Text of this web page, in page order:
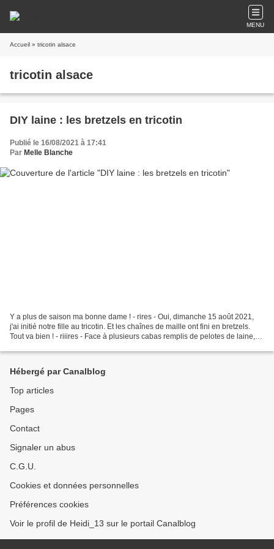
MENU
Accueil » tricotin alsace
tricotin alsace
DIY laine : les bretzels en tricotin
Publié le 16/08/2021 à 17:41
Par Melle Blanche
Y a plus de saison ma bonne dame ! - rires - Oui, dimanche 15 août 2021,
j'ai initié notre fille au tricotin. Et les chaînes de maille ont fini en bretzels.
Tout va bien ! - riiires - Face à plusieurs cabas remplis de pelotes de laine,
Hébergé par Canalblog
Top articles
Pages
Contact
Signaler un abus
C.G.U.
Cookies et données personnelles
Préférences cookies
Voir le profil de Heidi_13 sur le portail Canalblog